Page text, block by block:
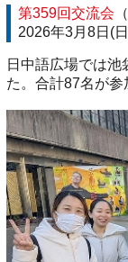
第359回交流会 （
2026年3月8日(
日中語広場では
た。合計87名が参